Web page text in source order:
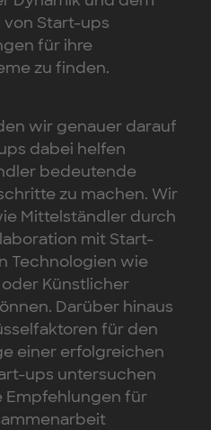
Start-ups
für ihre
zu finden.
wir genauer darauf
dabei helfen
bedeutende
zu machen. Wir
Mittelständler durch
mit Start-
Technologien wie
Künstlicher
Darüber hinaus
für den
einer erfolgreichen
ups untersuchen
Empfehlungen für